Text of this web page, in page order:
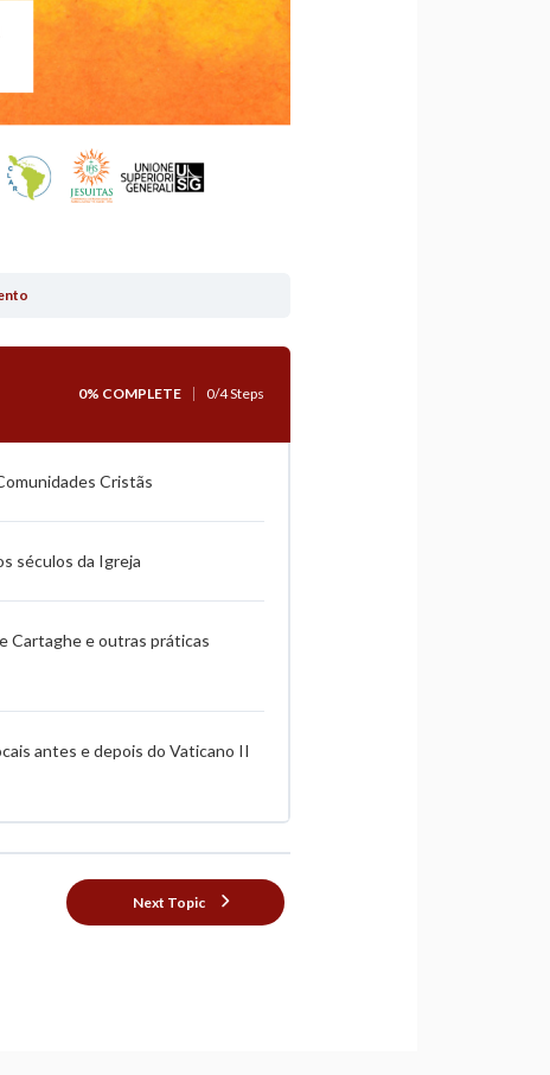
0% COMPLETE 0/4 Steps
Cristãs
séculos da Igreja
Cartaghe e outras práticas
antes e depois do Vaticano II
Next Topic